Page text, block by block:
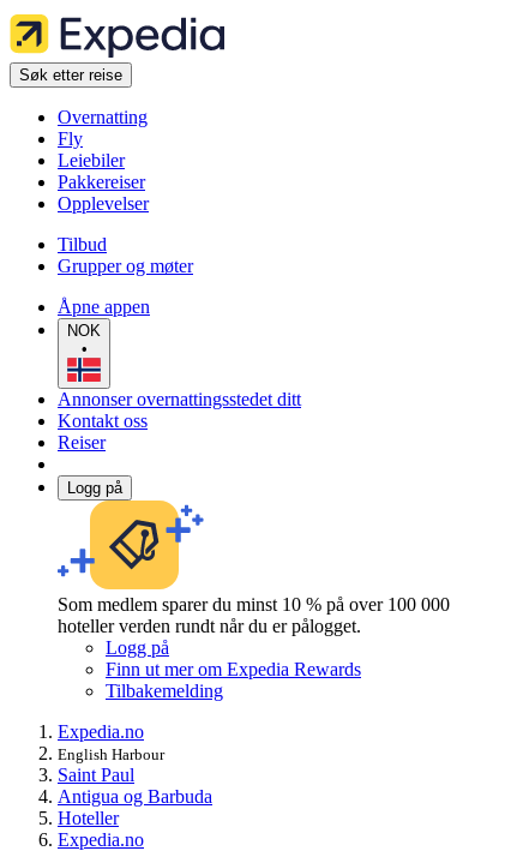
Søk etter reise
Overnatting
Fly
Leiebiler
Pakkereiser
Opplevelser
Tilbud
Grupper og møter
Åpne appen
NOK
•
Annonser overnattingsstedet ditt
Kontakt oss
Reiser
Logg på
Som medlem sparer du minst 10 % på over 100 000
hoteller verden rundt når du er pålogget.
Logg på
Finn ut mer om Expedia Rewards
Tilbakemelding
Expedia.no
English Harbour
Saint Paul
Antigua og Barbuda
Hoteller
Expedia.no